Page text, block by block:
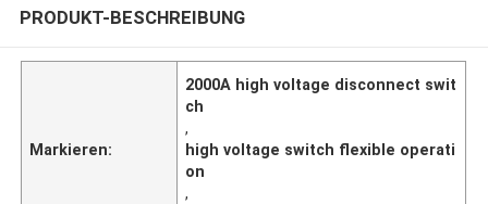
PRODUKT-BESCHREIBUNG
Markieren:
2000A high voltage disconnect swit
ch
,
high voltage switch flexible operati
on
,